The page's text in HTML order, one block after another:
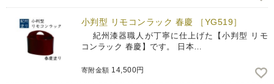
小判型 リモコンラック 春慶 ［YG519］
紀州漆器職人が丁寧に仕上げた【小判型 リモ
コンラック 春慶】です。 日本…
寄附金額 14,500円